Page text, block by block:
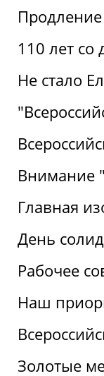
110 лет
Не стало
Внимание
Главная
День
Рабочее
Наш
Золотые